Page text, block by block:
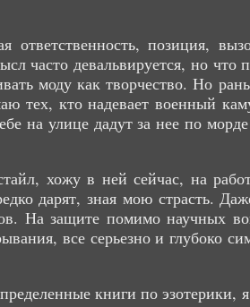
позиция,
часто девальвируется, но что
моду как творчество. Но
тех, кто надевает военный
на улице дадут за нее по
хожу в ней сейчас, на
дарят, зная мою страсть.
На защите помимо научных
все серьезно и глубоко
книги по эзотерики,